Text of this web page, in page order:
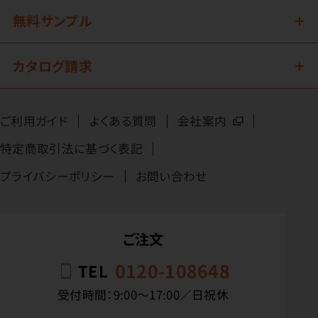
無料サンプル
カタログ請求
ご利用ガイド よくある質問
会社案内
特定商取引法に基づく表記
プライバシーポリシー
お問い合わせ
ご注文
TEL 0120-108648
受付時間：9:00〜17:00／日祝休